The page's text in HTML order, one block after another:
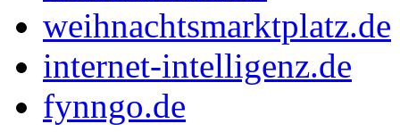
weihnachtsmarktplatz.de
internet-intelligenz.de
fynngo.de